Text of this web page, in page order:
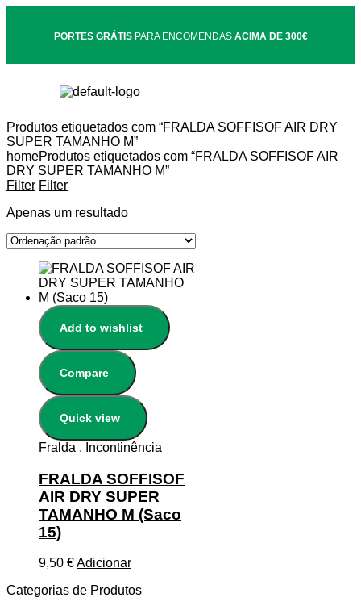
PORTES GRÁTISPARA ENCOMENDAS ACIMA DE 300€
Produtos etiquetados com “FRALDA SOFFISOF AIR DRY
SUPER TAMANHO M”
homeProdutos etiquetados com “FRALDA SOFFISOF AIR
DRY SUPER TAMANHO M”
Filter Filter
Apenas um resultado
Add to wishlist
Compare
Quick view
Fralda , Incontinência
FRALDA SOFFISOF
AIR DRY SUPER
TAMANHO M (Saco
15)
9,50 €Adicionar
Categorias de Produtos